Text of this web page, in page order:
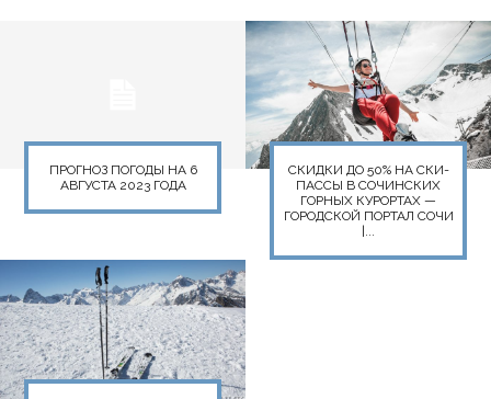
ПРОГНОЗ ПОГОДЫ НА 6
АВГУСТА 2023 ГОДА
СКИДКИ ДО 50% НА СКИ-
ПАССЫ В СОЧИНСКИХ
ГОРНЫХ КУРОРТАХ —
ГОРОДСКОЙ ПОРТАЛ СОЧИ
|...